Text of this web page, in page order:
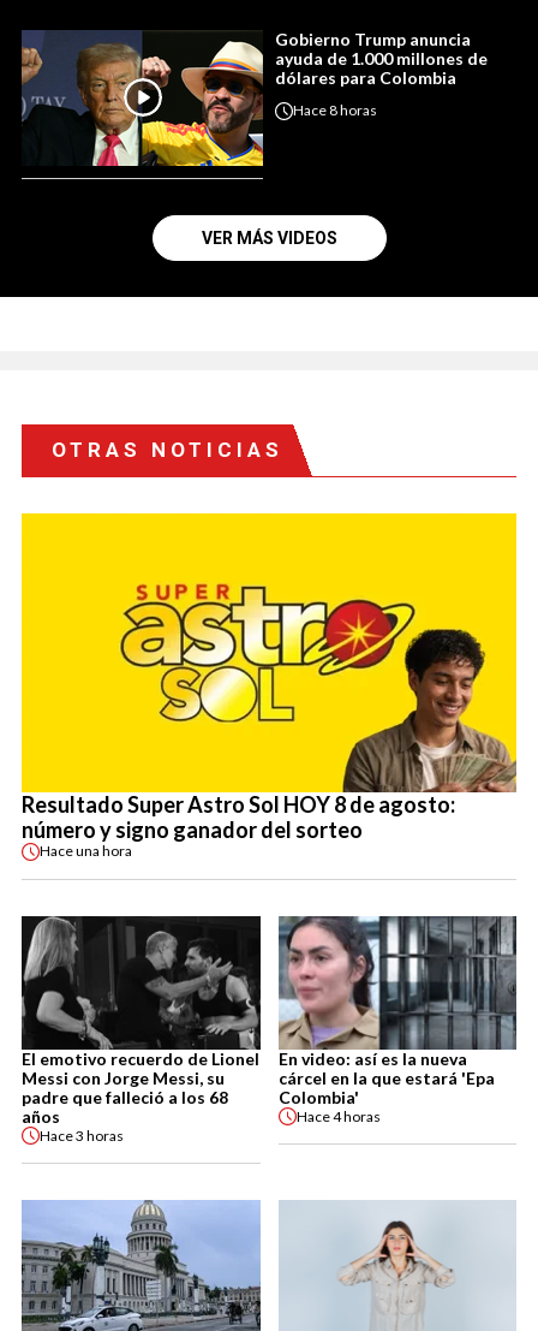
Gobierno Trump anuncia
ayuda de 1.000 millones de
dólares para Colombia
Hace8 horas
VER MÁS VIDEOS
OTRAS NOTICIAS
Resultado Super Astro Sol HOY 8 de agosto:
número y signo ganador del sorteo
Haceuna hora
El emotivo recuerdo de Lionel
Messi con Jorge Messi, su
padre que falleció a los 68
años
Hace3 horas
En video: así es la nueva
cárcel en la que estará 'Epa
Colombia'
Hace4 horas